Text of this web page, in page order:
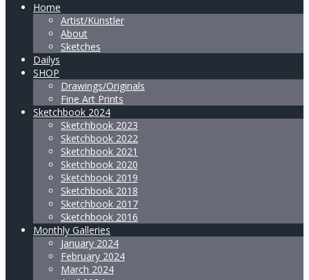
Home
Artist/Künstler
About
Sketches
Dailys
SHOP
Drawings/Originals
Fine Art Prints
Sketchbook 2024
Sketchbook 2023
Sketchbook 2022
Sketchbook 2021
Sketchbook 2020
Sketchbook 2019
Sketchbook 2018
Sketchbook 2017
Sketchbook 2016
Monthly Galleries
January 2024
February 2024
March 2024